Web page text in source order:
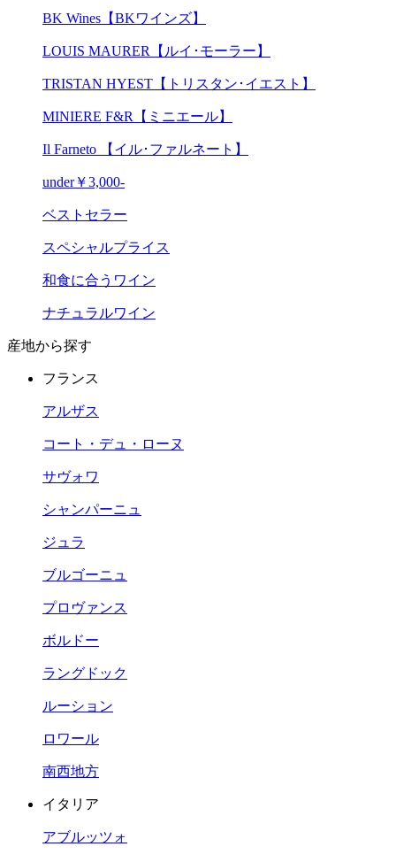
BK Wines【BKワインズ】
LOUIS MAURER【ルイ･モーラー】
TRISTAN HYEST【トリスタン･イエスト】
MINIERE F&R【ミニエール】
Il Farneto 【イル･ファルネート】
under￥3,000-
ベストセラー
スペシャルプライス
和食に合うワイン
ナチュラルワイン
産地から探す
フランス
アルザス
コート・デュ・ローヌ
サヴォワ
シャンパーニュ
ジュラ
ブルゴーニュ
プロヴァンス
ボルドー
ラングドック
ルーション
ロワール
南西地方
イタリア
アブルッツォ